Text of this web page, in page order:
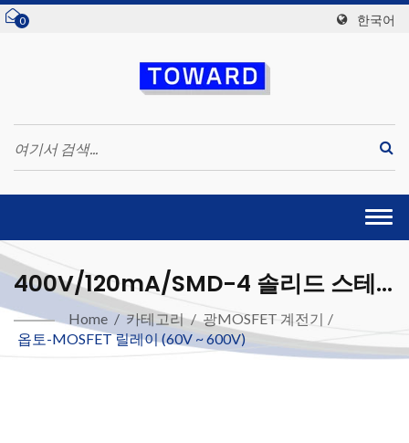
0 한국어
400V/120mA/SMD-4 솔리드 스테
이트 릴레이
Home / 카테고리 / 광MOSFET 계전기 /
옵토-MOSFET 릴레이 (60V ~ 600V)